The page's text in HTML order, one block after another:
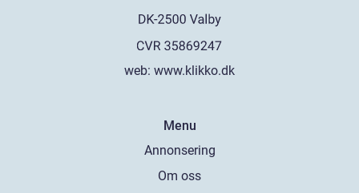
web: www.klikko.dk
Menu
Annonsering
Om oss